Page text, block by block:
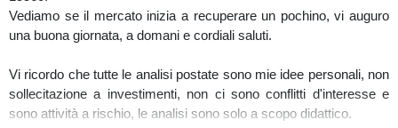
Vediamo se il mercato inizia a recuperare un pochino, vi auguro
una buona giornata, a domani e cordiali saluti.
Vi ricordo che tutte le analisi postate sono mie idee personali, non
sollecitazione a investimenti, non ci sono conflitti d'interesse e
sono attività a rischio, le analisi sono solo a scopo didattico.